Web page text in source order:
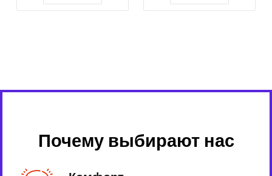
Почему выбирают нас